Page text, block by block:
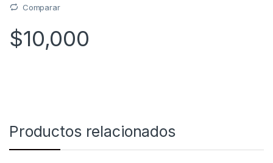
Comparar
$10,000
Productos relacionados